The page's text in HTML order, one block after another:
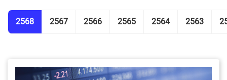
2568 2567 2566 2565 2564 2563